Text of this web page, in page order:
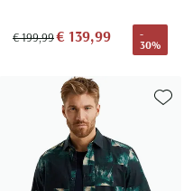
€ 199,99€ 139,99
-
30%
aan favorieten